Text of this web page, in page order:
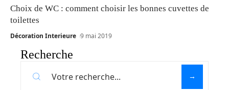
Choix de WC : comment choisir les bonnes cuvettes de
toilettes
Décoration Interieure 9 mai 2019
Recherche